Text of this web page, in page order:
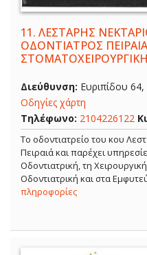
11. ΛΕΣΤΑΡΗΣ
ΟΔΟΝΤΙΑΤΡΟΣ
ΣΤΟΜΑΤΟΧΕΙΡΟΥΡΓΙΚΗ
Διεύθυνση: Ευριπίδου 64,
Οδηγίες χάρτη
Τηλέφωνο: 2104226122
Το οδοντιατρείο του κου
Πειραιά και παρέχει
Οδοντιατρική, τη
Οδοντιατρική και στα
πληροφορίες